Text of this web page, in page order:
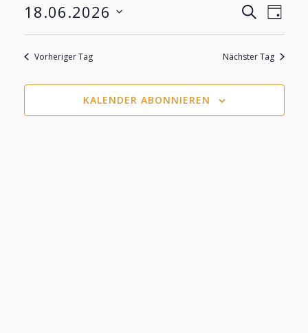
18
Juni
2026
Suche
SUCHE
TAG
18.06.2026
Vorheriger Tag Nächster Tag
KALENDER ABONNIEREN